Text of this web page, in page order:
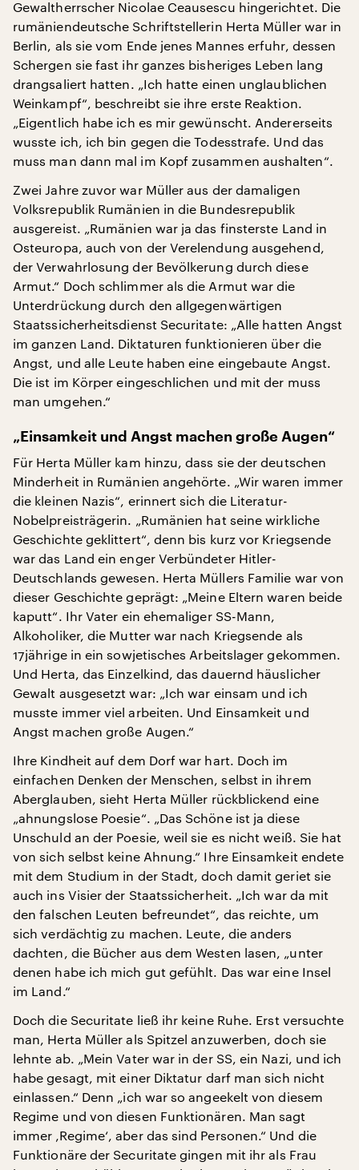
Gewaltherrscher Nicolae Ceausescu hingerichtet. Die
rumäniendeutsche Schriftstellerin Herta Müller war in
Berlin, als sie vom Ende jenes Mannes erfuhr, dessen
Schergen sie fast ihr ganzes bisheriges Leben lang
drangsaliert hatten. „Ich hatte einen unglaublichen
Weinkampf“, beschreibt sie ihre erste Reaktion.
„Eigentlich habe ich es mir gewünscht. Andererseits
wusste ich, ich bin gegen die Todesstrafe. Und das
muss man dann mal im Kopf zusammen aushalten“.
Zwei Jahre zuvor war Müller aus der damaligen
Volksrepublik Rumänien in die Bundesrepublik
ausgereist. „Rumänien war ja das finsterste Land in
Osteuropa, auch von der Verelendung ausgehend,
der Verwahrlosung der Bevölkerung durch diese
Armut.“ Doch schlimmer als die Armut war die
Unterdrückung durch den allgegenwärtigen
Staatssicherheitsdienst Securitate: „Alle hatten Angst
im ganzen Land. Diktaturen funktionieren über die
Angst, und alle Leute haben eine eingebaute Angst.
Die ist im Körper eingeschlichen und mit der muss
man umgehen.“
„Einsamkeit und Angst machen große Augen“
Für Herta Müller kam hinzu, dass sie der deutschen
Minderheit in Rumänien angehörte. „Wir waren immer
die kleinen Nazis“, erinnert sich die Literatur-
Nobelpreisträgerin. „Rumänien hat seine wirkliche
Geschichte geklittert“, denn bis kurz vor Kriegsende
war das Land ein enger Verbündeter Hitler-
Deutschlands gewesen. Herta Müllers Familie war von
dieser Geschichte geprägt: „Meine Eltern waren beide
kaputt“. Ihr Vater ein ehemaliger SS-Mann,
Alkoholiker, die Mutter war nach Kriegsende als
17jährige in ein sowjetisches Arbeitslager gekommen.
Und Herta, das Einzelkind, das dauernd häuslicher
Gewalt ausgesetzt war: „Ich war einsam und ich
musste immer viel arbeiten. Und Einsamkeit und
Angst machen große Augen.“
Ihre Kindheit auf dem Dorf war hart. Doch im
einfachen Denken der Menschen, selbst in ihrem
Aberglauben, sieht Herta Müller rückblickend eine
„ahnungslose Poesie“. „Das Schöne ist ja diese
Unschuld an der Poesie, weil sie es nicht weiß. Sie hat
von sich selbst keine Ahnung.“ Ihre Einsamkeit endete
mit dem Studium in der Stadt, doch damit geriet sie
auch ins Visier der Staatssicherheit. „Ich war da mit
den falschen Leuten befreundet“, das reichte, um
sich verdächtig zu machen. Leute, die anders
dachten, die Bücher aus dem Westen lasen, „unter
denen habe ich mich gut gefühlt. Das war eine Insel
im Land.“
Doch die Securitate ließ ihr keine Ruhe. Erst versuchte
man, Herta Müller als Spitzel anzuwerben, doch sie
lehnte ab. „Mein Vater war in der SS, ein Nazi, und ich
habe gesagt, mit einer Diktatur darf man sich nicht
einlassen.“ Denn „ich war so angeekelt von diesem
Regime und von diesen Funktionären. Man sagt
immer ‚Regime‘, aber das sind Personen.“ Und die
Funktionäre der Securitate gingen mit ihr als Frau